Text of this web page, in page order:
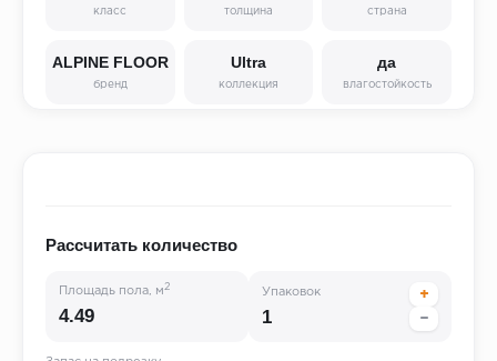
класс толщина страна
ALPINE FLOOR
бренд
Ultra
коллекция
да
влагостойкость
Рассчитать количество
Площадь пола, м 2
Упаковок
+
−